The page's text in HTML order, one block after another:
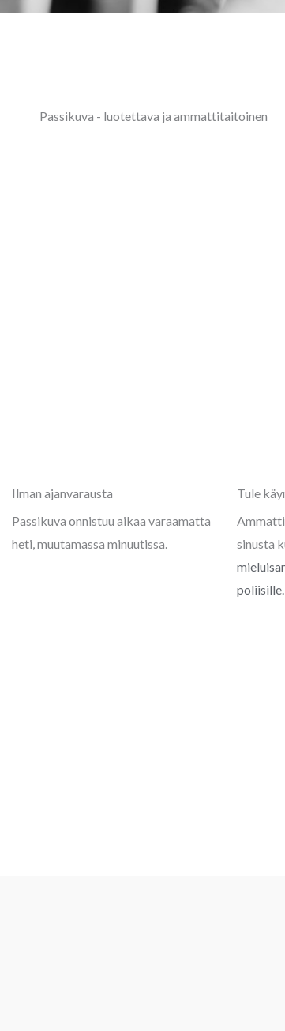
Passikuva - luotettava ja ammattitaitoinen
Ilman ajanvarausta
Passikuva onnistuu aikaa varaamatta
heti, muutamassa minuutissa.
Tule
sinusta
poliisille.